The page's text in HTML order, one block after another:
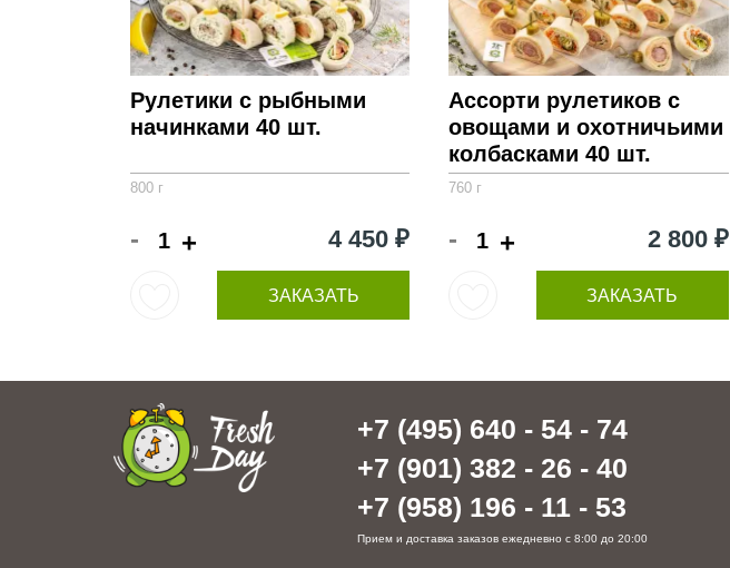
Рулетики с рыбными
начинками 40 шт.
800 г
- + 4 450 ₽
ЗАКАЗАТЬ
Ассорти рулетиков с
овощами и охотничьими
колбасками 40 шт.
760 г
- + 2 800 ₽
ЗАКАЗАТЬ
+7 (495) 640 - 54 - 74
+7 (901) 382 - 26 - 40
+7 (958) 196 - 11 - 53
Прием и доставка заказов ежедневно с 8:00 до 20:00